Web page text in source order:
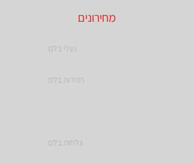
מחירונים
נעלי בלם
רפידות בלם
צלחות בלם